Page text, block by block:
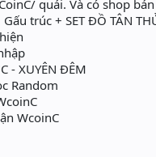
quái. Và có shop
trúc + SET ĐỒ TÂN
- XUYÊN ĐÊM
Random
WcoinC